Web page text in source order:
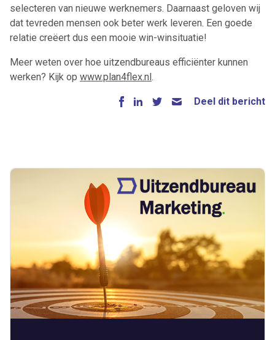
selecteren van nieuwe werknemers. Daarnaast geloven wij
dat tevreden mensen ook beter werk leveren. Een goede
relatie creëert dus een mooie win-winsituatie!
Meer weten over hoe uitzendbureaus efficiënter kunnen
werken? Kijk op www.plan4flex.nl.
Deel dit bericht